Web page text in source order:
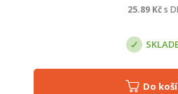
25.89Kč s
Do